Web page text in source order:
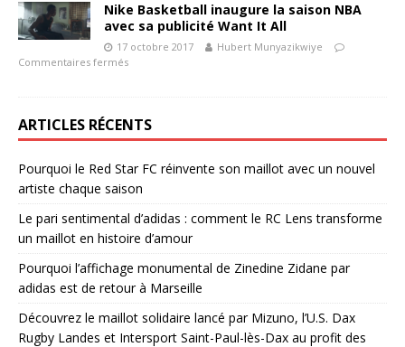
Nike Basketball inaugure la saison NBA
avec sa publicité Want It All
17 octobre 2017
Hubert Munyazikwiye
Commentaires fermés
ARTICLES RÉCENTS
Pourquoi le Red Star FC réinvente son maillot avec un nouvel
artiste chaque saison
Le pari sentimental d’adidas : comment le RC Lens transforme
un maillot en histoire d’amour
Pourquoi l’affichage monumental de Zinedine Zidane par
adidas est de retour à Marseille
Découvrez le maillot solidaire lancé par Mizuno, l’U.S. Dax
Rugby Landes et Intersport Saint-Paul-lès-Dax au profit des